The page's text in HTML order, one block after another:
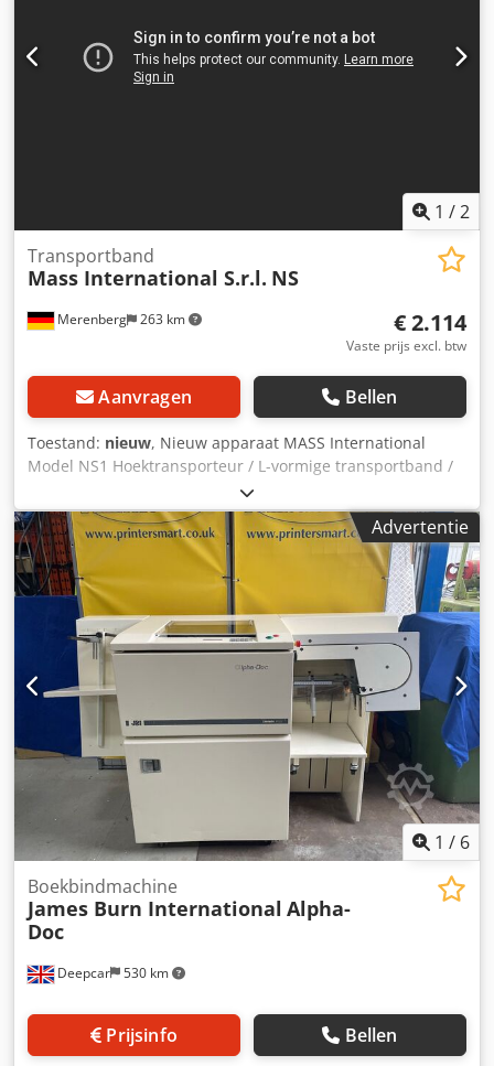
zie standaard leverlijst Afmetingen op klantwens FDA-
conforme band Aangepaste bandsnelheid etc.
1 /2
Merenberg 263 km
Transportband
Mass International S.r.l. NS
€ 2.114
Vaste prijs excl. btw
Aanvragen Bellen
Toestand: nieuw, Nieuw apparaat MASS International
Model NS1 Hoektransporteur / L-vormige transportband /
Lopende band Direct leverbaar Verstelbare
hoektransporteur NS1 met opvangplaten in het
invoergedeelte Chjdsuip Iljpfx Al Soa Voorbeeld zoals
afgebeeld: Invoergedeelte 600 mm Stijggedeelte 1300 mm
Werkbreedte 250 mm Buitenbreedte 305 mm (zonder
motor) Hoogte-instelbare afgiftehoogte 750 – 1050 mm
Instelbare hoek tussen invoer- en stijggedeelte Variabel
instelbare helling Meeneemhoogte 30 mm
Meeneemafstand 500 mm Bandsnelheid 3 m/min
Verrijdbaar op zwenkbare remwielen Drie-delige
trechterplaten voor het invoergedeelte De genoemde
aanbiedingsprijs geldt voor de NS1. Andere
hoektransporteurs in verschillende afmetingen bestelbaar,
zie lijst op afbeelding 2. Afmetingen naar klantwens zijn
geen probleem.
Advertentie
1 / 6
Deepcar 530 km
Boekbindmachine
James Burn International Alpha-
Doc
Prijsinfo Bellen